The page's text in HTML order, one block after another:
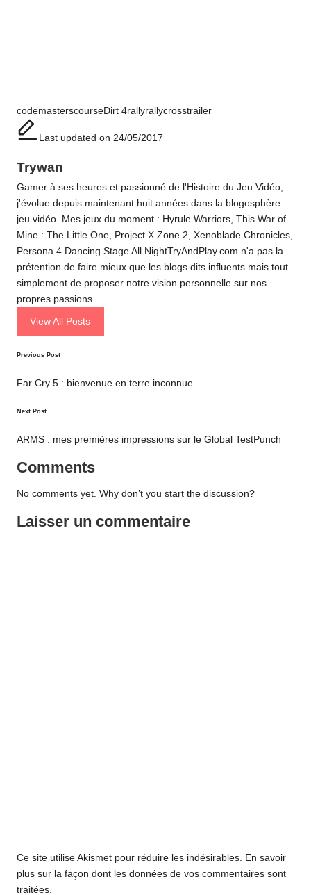
Tags:
codemasterscourseDirt 4rallyrallycrosstrailer
Last updated on 24/05/2017
Trywan
Gamer à ses heures et passionné de l'Histoire du Jeu Vidéo,
j'évolue depuis maintenant huit années dans la blogosphère
jeu vidéo. Mes jeux du moment : Hyrule Warriors, This War of
Mine : The Little One, Project X Zone 2, Xenoblade Chronicles,
Persona 4 Dancing Stage All NightTryAndPlay.com n'a pas la
prétention de faire mieux que les blogs dits influents mais tout
simplement de proposer notre vision personnelle sur nos
propres passions.
View All Posts
Post
navigation
Previous Post
Far Cry 5 : bienvenue en terre inconnue
Next Post
ARMS : mes premières impressions sur le Global TestPunch
Comments
No comments yet. Why don’t you start the discussion?
Laisser un commentaire
Ce site utilise Akismet pour réduire les indésirables.
En savoir
plus sur la façon dont les données de vos commentaires sont
traitées